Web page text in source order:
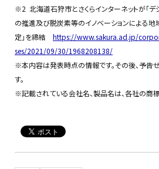
※2 北海道石狩市とさくらインターネットが「デ
の推進及び脱炭素等のイノベーションによる
定」を締結 https://www.sakura.ad.jp/
ses/2021/09/30/1968208138/
※本内容は発表時点の情報です。その後、予告
す。
※記載されている会社名、製品名は、各社の商標